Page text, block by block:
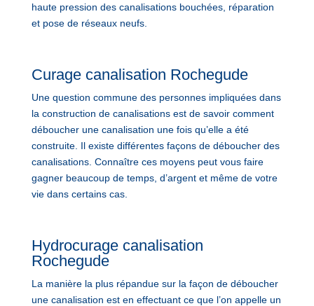
haute pression des canalisations bouchées, réparation
et pose de réseaux neufs.
Curage canalisation Rochegude
Une question commune des personnes impliquées dans
la construction de canalisations est de savoir comment
déboucher une canalisation une fois qu’elle a été
construite. Il existe différentes façons de déboucher des
canalisations. Connaître ces moyens peut vous faire
gagner beaucoup de temps, d’argent et même de votre
vie dans certains cas.
Hydrocurage canalisation
Rochegude
La manière la plus répandue sur la façon de déboucher
une canalisation est en effectuant ce que l’on appelle un